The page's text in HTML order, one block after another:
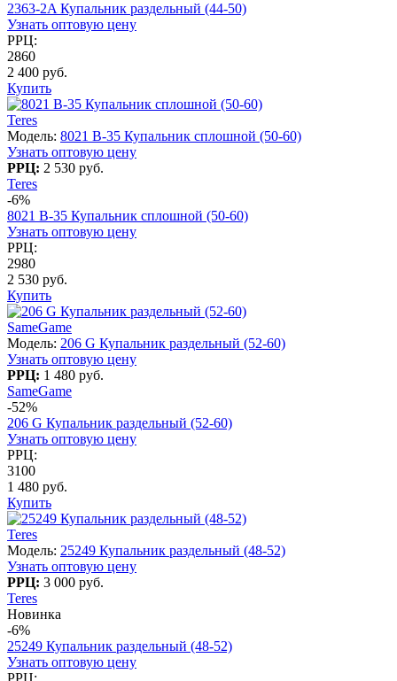
2363-2A Купальник раздельный (44-50)
Узнать оптовую цену
РРЦ:
2860
2 400 руб.
Купить
Teres
Модель: 8021 B-35 Купальник сплошной (50-60)
Узнать оптовую цену
РРЦ: 2 530 руб.
Teres
-6%
8021 B-35 Купальник сплошной (50-60)
Узнать оптовую цену
РРЦ:
2980
2 530 руб.
Купить
SameGame
Модель: 206 G Купальник раздельный (52-60)
Узнать оптовую цену
РРЦ: 1 480 руб.
SameGame
-52%
206 G Купальник раздельный (52-60)
Узнать оптовую цену
РРЦ:
3100
1 480 руб.
Купить
Teres
Модель: 25249 Купальник раздельный (48-52)
Узнать оптовую цену
РРЦ: 3 000 руб.
Teres
Новинка
-6%
25249 Купальник раздельный (48-52)
Узнать оптовую цену
РРЦ: